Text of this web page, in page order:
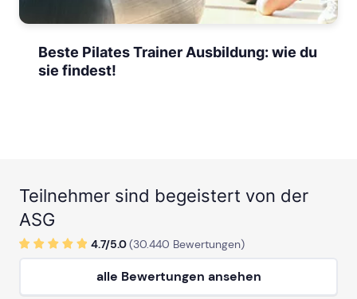
Beste Pilates Trainer Ausbildung: wie du
sie findest!
Teilnehmer sind begeistert von der
ASG
4.7/5.0(30.440 Bewertungen)
alle Bewertungen ansehen